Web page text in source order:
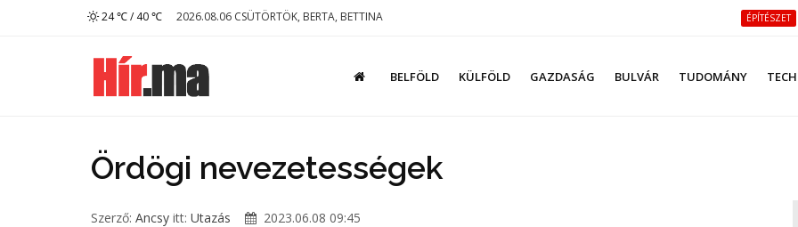
24 ℃ / 40 ℃ 2026.08.06 CSÜTÖRTÖK, BERTA, BETTINA ÉPÍTÉSZET
BELFÖLD KÜLFÖLD GAZDASÁG BULVÁR TUDOMÁNY TECH
Ördögi nevezetességek
Szerző: Ancsy itt: Utazás 2023.06.08 09:45